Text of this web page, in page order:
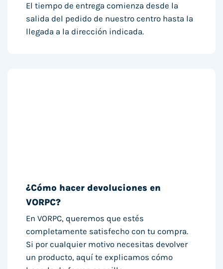
El tiempo de entrega comienza desde la
salida del pedido de nuestro centro hasta la
llegada a la dirección indicada.
¿Cómo hacer devoluciones en
VORPC?
En VORPC, queremos que estés
completamente satisfecho con tu compra.
Si por cualquier motivo necesitas devolver
un producto, aquí te explicamos cómo